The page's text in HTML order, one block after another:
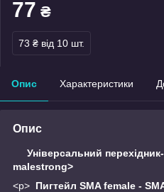
77 ₴
73 ₴ від 10 шт.
Опис Характеристики
Опис
Універсальний
malestrong>
<p> Пигтейл SMA female -